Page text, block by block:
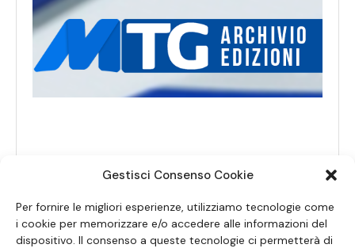
Gestisci Consenso Cookie
Per fornire le migliori esperienze, utilizziamo tecnologie come
i cookie per memorizzare e/o accedere alle informazioni del
dispositivo. Il consenso a queste tecnologie ci permetterà di